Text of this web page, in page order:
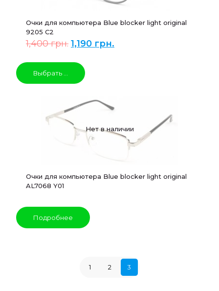
Очки для компьютера Blue blocker light original
9205 C2
1,400грн. 1,190 грн.
Выбрать ...
Нет в наличии
Очки для компьютера Blue blocker light original
AL7068 Y01
Подробнее
1 2 3